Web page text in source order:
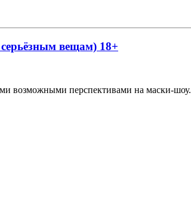
вещам) 18+
возможными перспективами на маски-шоу.